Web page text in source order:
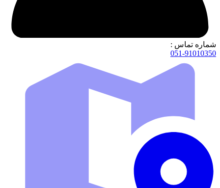
شماره تماس :
051-91010350